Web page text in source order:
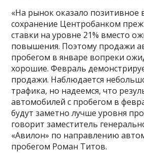
«На рынок оказало позитивное
сохранение Центробанком
ставки на уровне 21% вместо
повышения. Поэтому продажи
пробегом в январе вопреки
хорошие. Февраль
продажи. Наблюдается
трафика, но надеемся, что
автомобилей с пробегом в
будут заметно лучше уровня
говорит заместитель
«Авилон» по направлению
пробегом Роман Титов.